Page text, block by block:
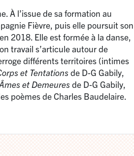
À l’issue de sa formation au
Fièvre, puis elle poursuit son
2018. Elle est formée à la danse,
travail s’articule autour de
différents territoires (intimes
et Tentationsde D-G Gabily,
et Demeuresde D-G Gabily,
poèmes de Charles Baudelaire.